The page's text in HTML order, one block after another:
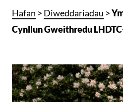
Hafan > Diweddariadau >
Cynllun Gweithredu